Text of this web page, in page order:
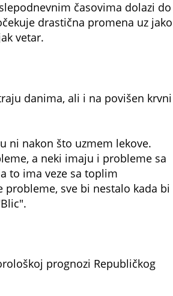
časovima dolazi do
drastična promena uz jako
vetar.
danima, ali i na povišen krvni
ni nakon što uzmem lekove.
a neki imaju i probleme sa
to ima veze sa toplim
sve bi nestalo kada bi
prognozi Republičkog